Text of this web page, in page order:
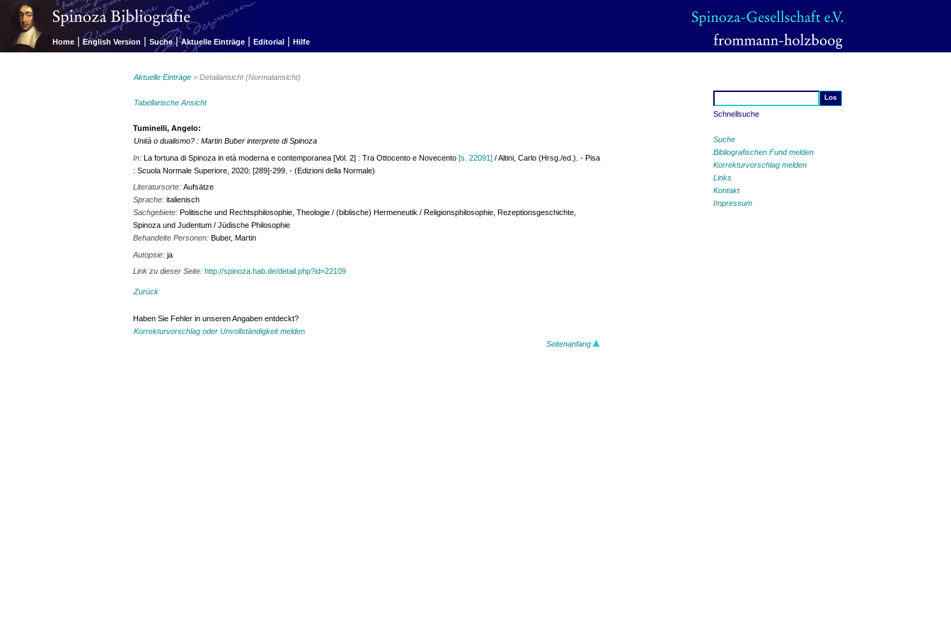
Home | English Version | Suche | Aktuelle Einträge | Editorial | Hilfe
Schnellsuche
Suche
Bibliografischen Fund melden
Korrekturvorschlag melden
Links
Kontakt
Impressum
Aktuelle Einträge > Detailansicht (Normalansicht)
Tabellarische Ansicht
Tuminelli, Angelo:
Unità o dualismo? : Martin Buber interprete di Spinoza
In:La fortuna di Spinoza in età moderna e contemporanea [Vol. 2] : Tra Ottocento e Novecento[s. 22091] / Altini, Carlo (Hrsg./ed.). - Pisa
: Scuola Normale Superiore, 2020: [289]-299. - (Edizioni della Normale)
Literatursorte:Aufsätze
Sprache:italienisch
Sachgebiete:Politische und Rechtsphilosophie, Theologie / (biblische) Hermeneutik / Religionsphilosophie, Rezeptionsgeschichte,
Spinoza und Judentum / Jüdische Philosophie
Behandelte Personen:Buber, Martin
Autopsie:ja
Link zu dieser Seite:http://spinoza.hab.de/detail.php?id=22109
Zurück
Haben Sie Fehler in unseren Angaben entdeckt?
Korrekturvorschlag oder Unvollständigkeit melden
Seitenanfang